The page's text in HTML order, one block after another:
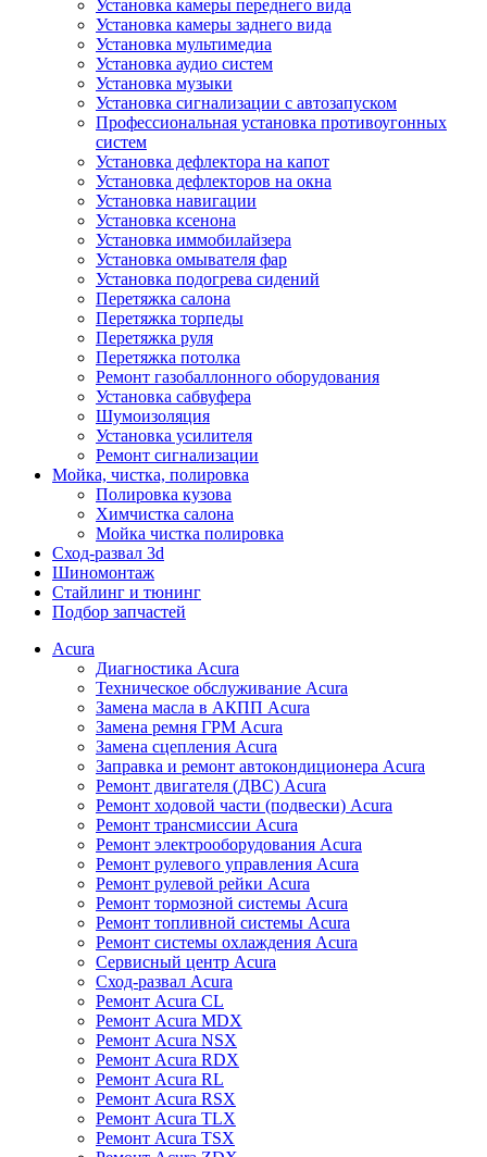
Установка камеры переднего вида
Установка камеры заднего вида
Установка мультимедиа
Установка аудио систем
Установка музыки
Установка сигнализации с автозапуском
Профессиональная установка противоугонных
систем
Установка дефлектора на капот
Установка дефлекторов на окна
Установка навигации
Установка ксенона
Установка иммобилайзера
Установка омывателя фар
Установка подогрева сидений
Перетяжка салона
Перетяжка торпеды
Перетяжка руля
Перетяжка потолка
Ремонт газобаллонного оборудования
Установка сабвуфера
Шумоизоляция
Установка усилителя
Ремонт сигнализации
Мойка, чистка, полировка
Полировка кузова
Химчистка салона
Мойка чистка полировка
Сход-развал 3d
Шиномонтаж
Стайлинг и тюнинг
Подбор запчастей
Acura
Диагностика Acura
Техническое обслуживание Acura
Замена масла в АКПП Acura
Замена ремня ГРМ Acura
Замена сцепления Acura
Заправка и ремонт автокондиционера Acura
Ремонт двигателя (ДВС) Acura
Ремонт ходовой части (подвески) Acura
Ремонт трансмиссии Acura
Ремонт электрооборудования Acura
Ремонт рулевого управления Acura
Ремонт рулевой рейки Acura
Ремонт тормозной системы Acura
Ремонт топливной системы Acura
Ремонт системы охлаждения Acura
Сервисный центр Acura
Сход-развал Acura
Ремонт Acura CL
Ремонт Acura MDX
Ремонт Acura NSX
Ремонт Acura RDX
Ремонт Acura RL
Ремонт Acura RSX
Ремонт Acura TLX
Ремонт Acura TSX